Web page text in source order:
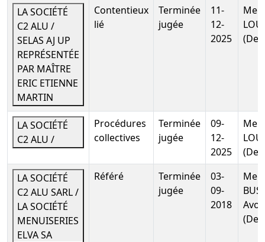
2008
Procès-
verbal
d'assemblée
de la
personne
morale
2005
Statuts
mis à jour,
Procès-
LA SOCIÉTÉ
C2 ALU /
SELAS AJ UP
REPRÉSENTÉE
PAR MAÎTRE
ERIC ETIENNE
MARTIN
Contentieux
lié
Terminée
jugée
11-
12-
2025
Me
LA SOCIÉTÉ
C2 ALU /
Procédures
collectives
Terminée
jugée
09-
12-
2025
Me
LA SOCIÉTÉ
C2 ALU SARL /
LA SOCIÉTÉ
MENUISERIES
ELVA SA
Référé
Terminée
jugée
03-
09-
2018
Me